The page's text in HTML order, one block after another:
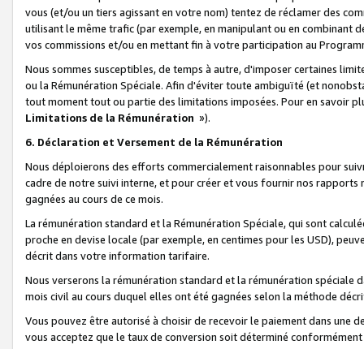
vous (et/ou un tiers agissant en votre nom) tentez de réclamer des
utilisant le même trafic (par exemple, en manipulant ou en combinant
vos commissions et/ou en mettant fin à votre participation au
Nous sommes susceptibles, de temps à autre, d'imposer certaines
ou la Rémunération Spéciale. Afin d'éviter toute ambiguïté (et
tout moment tout ou partie des limitations imposées. Pour en savoir
Limitations de la Rémunération »).
6. Déclaration et Versement de la Rémunération
Nous déploierons des efforts commercialement raisonnables pour
cadre de notre suivi interne, et pour créer et vous fournir nos
gagnées au cours de ce mois.
La rémunération standard et la Rémunération Spéciale, qui sont
proche en devise locale (par exemple, en centimes pour les USD),
décrit dans votre information tarifaire.
Nous verserons la rémunération standard et la rémunération spéciale
mois civil au cours duquel elles ont été gagnées selon la méthode
Vous pouvez être autorisé à choisir de recevoir le paiement dans une
vous acceptez que le taux de conversion soit déterminé